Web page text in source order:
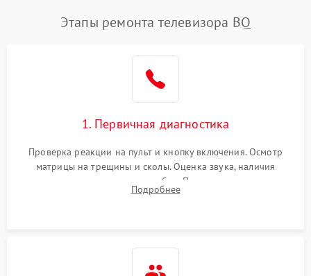
Сеть и подключения
Этапы ремонта телевизора BQ
1. Первичная диагностика
Проверка реакции на пульт и кнопку включения. Осмотр
матрицы на трещины и сколы. Оценка звука, наличия
подсветки и индикаторов ошибок. Подключение тестовых
источников сигнала для выявления симптомов поломки.
Подробнее